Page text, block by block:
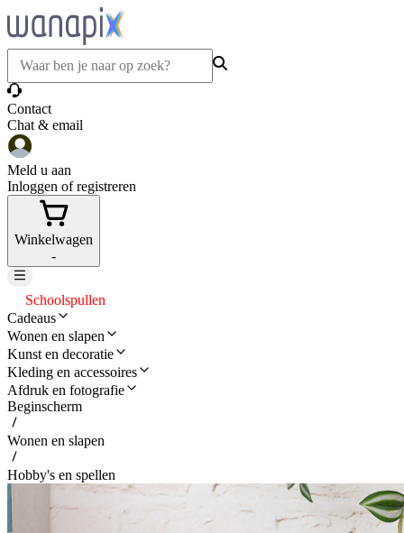
Contact
Chat & email
Meld u aan
Inloggen of registreren
Winkelwagen
-
Schoolspullen
Cadeaus
Wonen en slapen
Kunst en decoratie
Kleding en accessoires
Afdruk en fotografie
Beginscherm
Wonen en slapen
Hobby's en spellen